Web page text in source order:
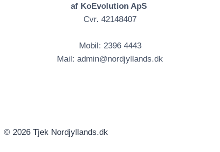
af KoEvolution ApS
Cvr. 42148407
Mobil: 2396 4443
Mail: admin@nordjyllands.dk
© 2026 Tjek Nordjyllands.dk